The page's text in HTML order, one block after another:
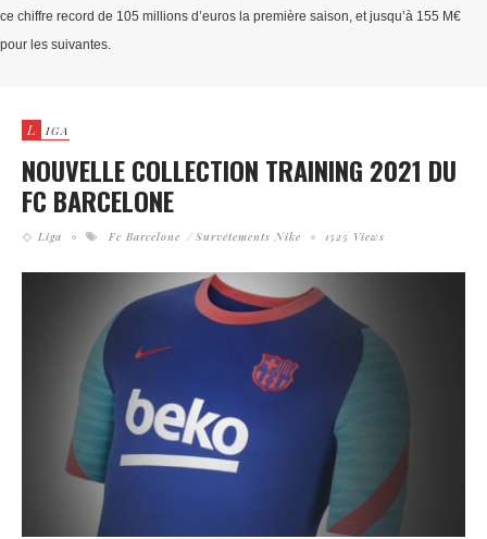
ce chiffre record de 105 millions d’euros la première saison, et jusqu’à 155 M€
pour les suivantes.
L IGA
NOUVELLE COLLECTION TRAINING 2021 DU
FC BARCELONE
Liga Fc Barcelone Survêtements Nike 1525 Views